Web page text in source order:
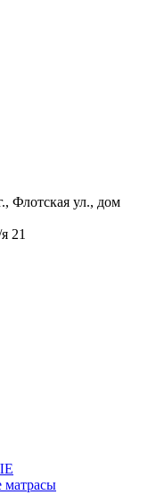
Флотская ул., дом
21
матрасы